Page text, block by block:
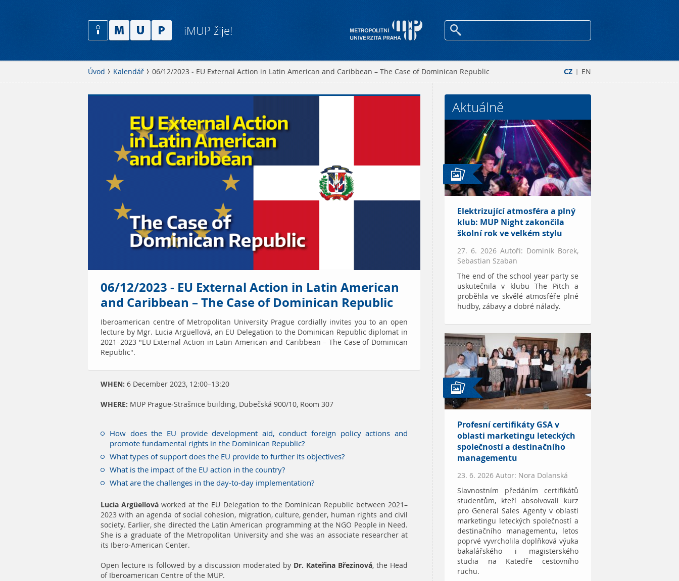
iMUP žije!
CZ | EN
Úvod Kalendář 06/12/2023 - EU External Action in Latin American and Caribbean – The Case of Dominican Republic
06/12/2023 - EU External Action in Latin American
and Caribbean – The Case of Dominican Republic
Iberoamerican centre of Metropolitan University Prague cordially invites you to an open
lecture by Mgr. Lucia Argüellová, an EU Delegation to the Dominican Republic diplomat in
2021–2023 "EU External Action in Latin American and Caribbean – The Case of Dominican
Republic".
WHEN: 6 December 2023, 12:00–13:20
WHERE: MUP Prague-Strašnice building, Dubečská 900/10, Room 307
How does the EU provide development aid, conduct foreign policy actions and
promote fundamental rights in the Dominican Republic?
What types of support does the EU provide to further its objectives?
What is the impact of the EU action in the country?
What are the challenges in the day-to-day implementation?
Lucia Argüellová worked at the EU Delegation to the Dominican Republic between 2021–
2023 with an agenda of social cohesion, migration, culture, gender, human rights and civil
society. Earlier, she directed the Latin American programming at the NGO People in Need.
She is a graduate of the Metropolitan University and she was an associate researcher at
its Ibero-American Center.
Open lecture is followed by a discussion moderated by Dr. Kateřina Březinová, the Head
of Iberoamerican Centre of the MUP.
Aktuálně
Elektrizující atmosféra a plný
klub: MUP Night zakončila
školní rok ve velkém stylu
27. 6. 2026 Autoři: Dominik Borek,
Sebastian Szaban
The end of the school year party se
uskutečnila v klubu The Pitch a
proběhla ve skvělé atmosféře plné
hudby, zábavy a dobré nálady.
Profesní certifikáty GSA v
oblasti marketingu leteckých
společností a destinačního
managementu
23. 6. 2026 Autor: Nora Dolanská
Slavnostním předáním certifikátů
studentům, kteří absolvovali kurz
pro General Sales Agenty v oblasti
marketingu leteckých společností a
destinačního managementu, letos
poprvé vyvrcholila doplňková výuka
bakalářského i magisterského
studia na Katedře cestovního
ruchu.